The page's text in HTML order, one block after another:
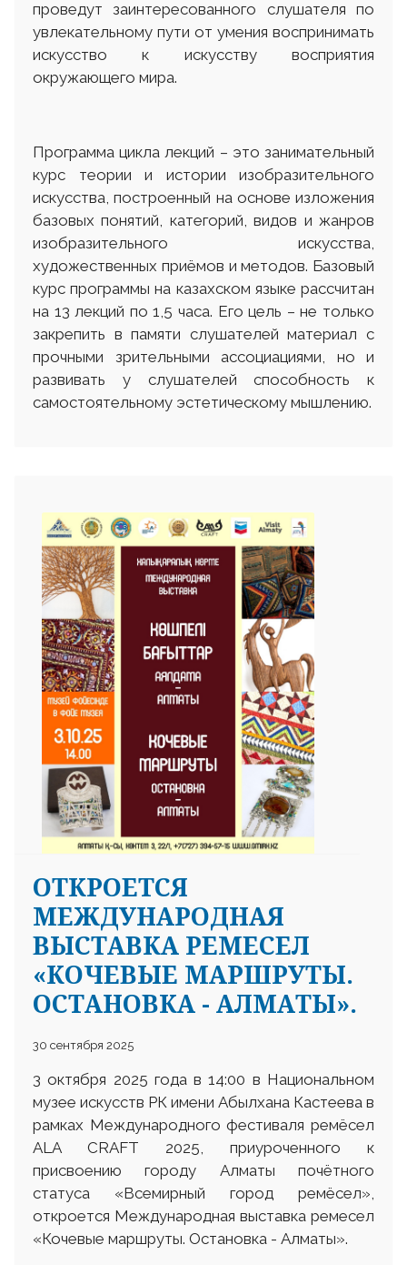
проведут заинтересованного слушателя по
увлекательному пути от умения воспринимать
искусство к искусству восприятия
окружающего мира.
Программа цикла лекций – это занимательный
курс теории и истории изобразительного
искусства, построенный на основе изложения
базовых понятий, категорий, видов и жанров
изобразительного искусства,
художественных приёмов и методов. Базовый
курс программы на казахском языке рассчитан
на 13 лекций по 1,5 часа. Его цель – не только
закрепить в памяти слушателей материал с
прочными зрительными ассоциациями, но и
развивать у слушателей способность к
самостоятельному эстетическому мышлению.
ОТКРОЕТСЯ
МЕЖДУНАРОДНАЯ
ВЫСТАВКА РЕМЕСЕЛ
«КОЧЕВЫЕ МАРШРУТЫ.
ОСТАНОВКА - АЛМАТЫ».
30 сентября 2025
3 октября 2025 года в 14:00 в Национальном
музее искусств РК имени Абылхана Кастеева в
рамках Международного фестиваля ремёсел
ALA CRAFT 2025, приуроченного к
присвоению городу Алматы почётного
статуса «Всемирный город ремёсел»,
откроется Международная выставка ремесел
«Кочевые маршруты. Остановка - Алматы».